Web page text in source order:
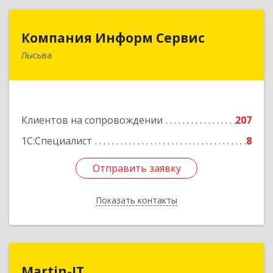
Компания Информ Сервис
Лысьва
Клиентов на сопровождении
207
1С:Специалист
8
Отправить заявку
Показать контакты
Компания Информ Сервис
618909, Пермский край, Лысьва г, Металлистов
Отправить заявку
Назад